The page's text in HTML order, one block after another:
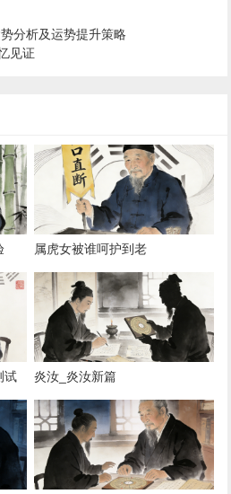
分析及运势提升策略
见证
属虎女被谁呵护到老
试 炎汝_炎汝新篇